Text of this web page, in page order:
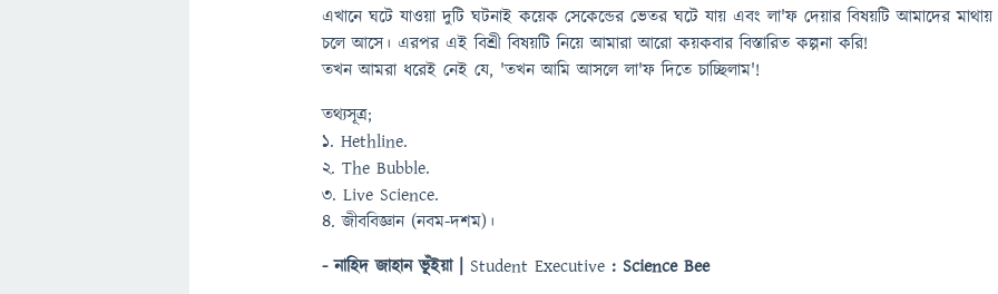
এখানে ঘটে যাওয়া দুটি ঘটনাই কয়েক সেকেন্ডের ভেতর ঘটে যায় এবং লা'ফ দেয়ার বিষয়টি আমাদের মাথায়
চলে আসে। এরপর এই বিশ্রী বিষয়টি নিয়ে আমারা আরো কয়কবার বিস্তারিত কল্পনা করি!
তখন আমরা ধরেই নেই যে, 'তখন আমি আসলে লা'ফ দিতে চাচ্ছিলাম'!
তথ্যসূত্র;
১. Hethline.
২. The Bubble.
৩. Live Science.
৪. জীববিজ্ঞান (নবম-দশম)।
- নাহিদ জাহান ভূঁইয়া | Student Executive : Science Bee